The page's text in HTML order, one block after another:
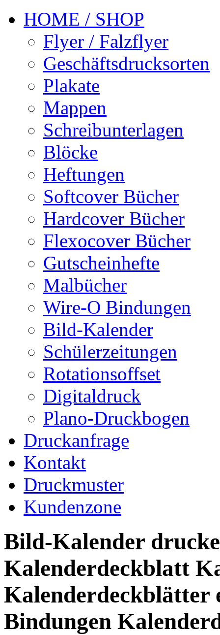
HOME / SHOP
Flyer / Falzflyer
Geschäftsdrucksorten
Plakate
Mappen
Schreibunterlagen
Blöcke
Heftungen
Softcover Bücher
Hardcover Bücher
Flexocover Bücher
Gutscheinhefte
Malbücher
Wire-O Bindungen
Bild-Kalender
Schülerzeitungen
Rotationsoffset
Digitaldruck
Plano-Druckbogen
Druckanfrage
Kontakt
Druckmuster
Kundenzone
Bild-Kalender
Kalenderdeckblatt
Kalenderdeckblätter
Bindungen